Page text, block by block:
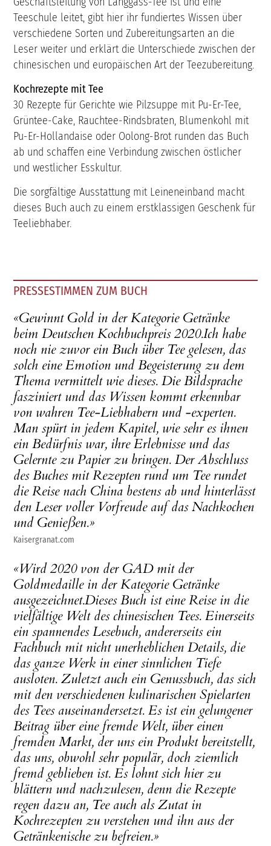
Teeschule leitet, gibt hier ihr fundiertes Wissen über
verschiedene Sorten und Zubereitungsarten an die
Leser weiter und erklärt die Unterschiede zwischen der
chinesischen und europäischen Art der Teezubereitung.
Kochrezepte mit Tee
30 Rezepte für Gerichte wie Pilzsuppe mit Pu-Er-Tee,
Grüntee-Cake, Rauchtee-Rindsbraten, Blumenkohl mit
Pu-Er-Hollandaise oder Oolong-Brot runden das Buch
ab und schaffen eine Verbindung zwischen östlicher
und westlicher Esskultur.
Die sorgfältige Ausstattung mit Leineneinband macht
dieses Buch auch zu einem erstklassigen Geschenk für
Teeliebhaber.
PRESSESTIMMEN ZUM BUCH
«Gewinnt Gold in der Kategorie Getränke
beim Deutschen Kochbuchpreis 2020.Ich habe
noch nie zuvor ein Buch über Tee gelesen, das
solch eine Emotion und Begeisterung zu dem
Thema vermittelt wie dieses. Die Bildsprache
fasziniert und das Wissen kommt erkennbar
von wahren Tee-Liebhabern und -experten.
Man spürt in jedem Kapitel, wie sehr es ihnen
ein Bedürfnis war, ihre Erlebnisse und das
Gelernte zu Papier zu bringen. Der Abschluss
des Buches mit Rezepten rund um Tee rundet
die Reise nach China bestens ab und hinterlässt
den Leser voller Vorfreude auf das Nachkochen
und Genießen.»
Kaisergranat.com
«Wird 2020 von der GAD mit der
Goldmedaille in der Kategorie Getränke
ausgezeichnet.Dieses Buch ist eine Reise in die
vielfältige Welt des chinesischen Tees. Einerseits
ein spannendes Lesebuch, andererseits ein
Fachbuch mit nicht unerheblichen Details, die
das ganze Werk in einer sinnlichen Tiefe
ausloten. Zuletzt auch ein Genussbuch, das sich
mit den verschiedenen kulinarischen Spielarten
des Tees auseinandersetzt. Es ist ein gelungener
Beitrag über eine fremde Welt, über einen
fremden Markt, der uns ein Produkt bereitstellt,
das uns, obwohl sehr populär, doch ziemlich
fremd geblieben ist. Es lohnt sich hier zu
blättern und nachzulesen, denn die Rezepte
regen dazu an, Tee auch als Zutat in
Kochrezepten zu verstehen und ihn aus der
Getränkenische zu befreien.»